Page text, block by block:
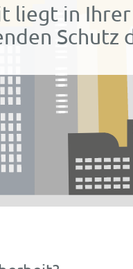
liegt in Ihrer
Schutz